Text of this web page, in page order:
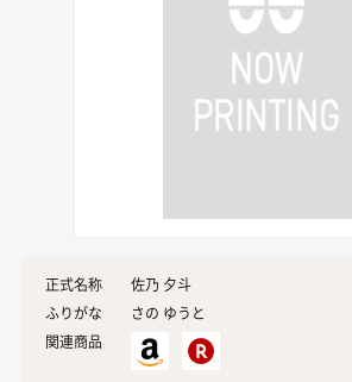
正式名称
佐乃 夕斗
ふりがな
さの ゆうと
関連商品